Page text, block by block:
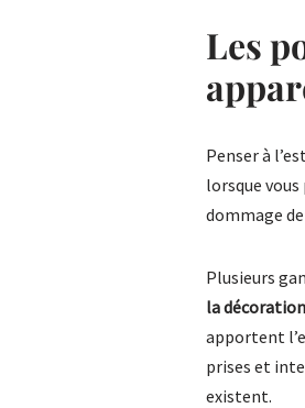
Les
Penser à
lorsque
dommage
Plusieurs
la
apportent
prises et
existent.